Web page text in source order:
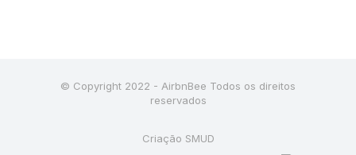
© Copyright 2022 - AirbnBee Todos os direitos
reservados
Criação SMUD